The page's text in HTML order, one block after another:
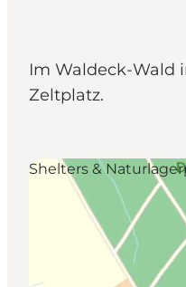
Erlebnisse
Unterkünfte
Reiseplanung
Im Waldeck-Wald
Zeltplatz.
Shelters &